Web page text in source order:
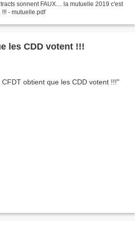
sonnent FAUX.... la mutuelle 2019 c'est
uniquement grâce à la CFDT... !!! - mutuelle.pdf
les CDD votent !!!